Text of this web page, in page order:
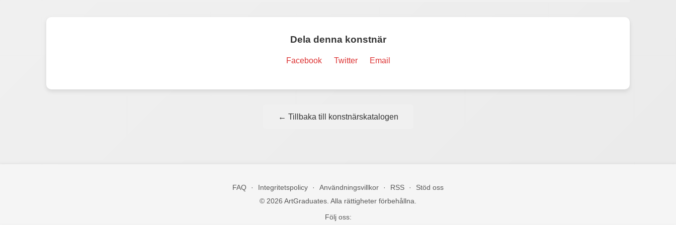
Dela denna konstnär
Facebook Twitter Email
← Tillbaka till konstnärskatalogen
FAQ · Integritetspolicy · Användningsvillkor · RSS ·
Stöd oss
© 2026 ArtGraduates. Alla rättigheter förbehållna.
Följ oss: